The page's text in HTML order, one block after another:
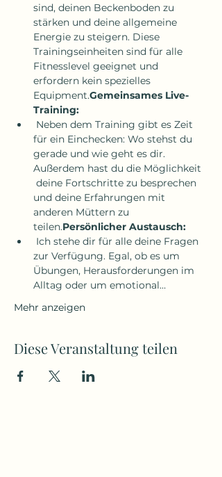
sind, deinen Beckenboden zu
stärken und deine allgemeine
Energie zu steigern. Diese
Trainingseinheiten sind für alle
Fitnesslevel geeignet und
erfordern kein spezielles
Equipment.Gemeinsames Live-
Training:
für ein Einchecken: Wo stehst du
gerade und wie geht es dir.
Außerdem hast du die Möglichkeit
deine Fortschritte zu besprechen
und deine Erfahrungen mit
anderen Müttern zu
teilen.Persönlicher Austausch:
zur Verfügung. Egal, ob es um
Übungen, Herausforderungen im
Alltag oder um emotional…
Mehr anzeigen
Diese Veranstaltung teilen